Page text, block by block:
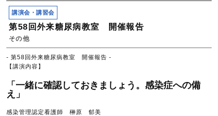
講演会・講習会
第58回外来糖尿病教室 開催報告
その他
- 第58回外来糖尿病教室 開催報告 -
【講演内容】
「一緒に確認しておきましょう。感染症への備
え」
感染管理認定看護師 榊原 郁美